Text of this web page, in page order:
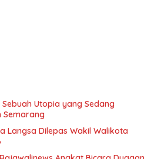
Utopia yang Sedang
Semarang
Langsa Dilepas Wakil Walikota